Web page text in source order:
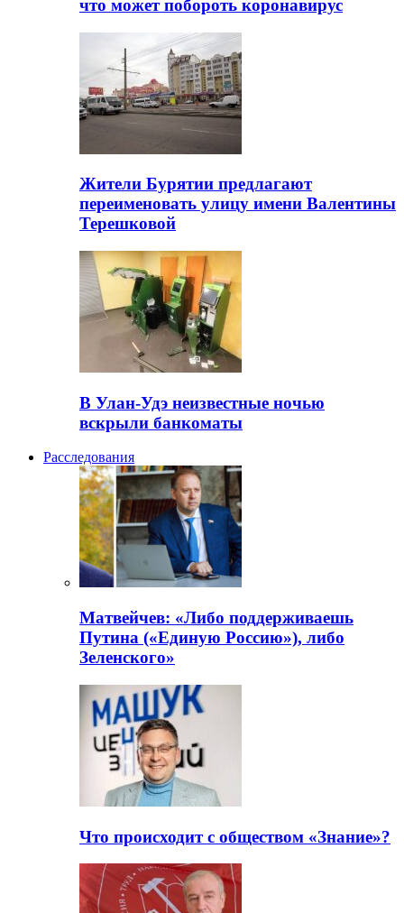
что может побороть коронавирус
Жители Бурятии предлагают
переименовать улицу имени Валентины
Терешковой
В Улан-Удэ неизвестные ночью
вскрыли банкоматы
Расследования
Матвейчев: «Либо поддерживаешь
Путина («Единую Россию»), либо
Зеленского»
Что происходит с обществом «Знание»?